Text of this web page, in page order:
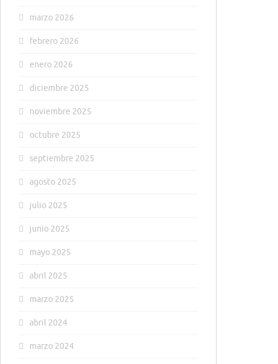
marzo 2026
febrero 2026
enero 2026
diciembre 2025
noviembre 2025
octubre 2025
septiembre 2025
agosto 2025
julio 2025
junio 2025
mayo 2025
abril 2025
marzo 2025
abril 2024
marzo 2024